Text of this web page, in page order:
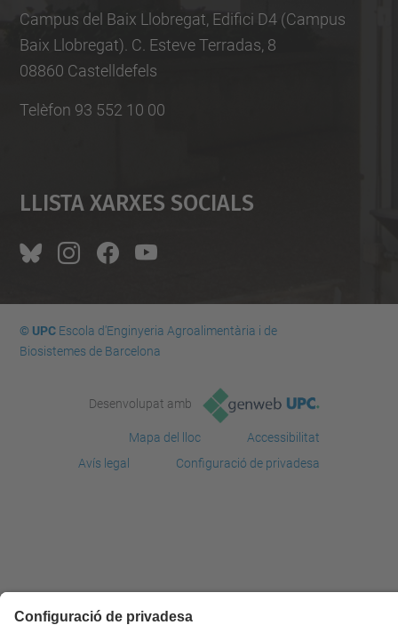
Campus del Baix Llobregat, Edifici D4 (Campus
Baix Llobregat). C. Esteve Terradas, 8
08860 Castelldefels
Telèfon 93 552 10 00
Llista Xarxes Socials
© UPCEscola d'Enginyeria Agroalimentària i de
Biosistemes de Barcelona
Desenvolupat amb
Mapa del lloc
Accessibilitat
Avís legal
Configuració de privadesa